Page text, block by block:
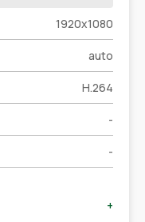
1920x1080
auto
H.264
-
-
+